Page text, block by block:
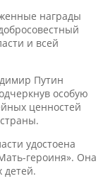
награды
и всей
Путин
особую
ценностей
удостоена
героиня». Она
детей.